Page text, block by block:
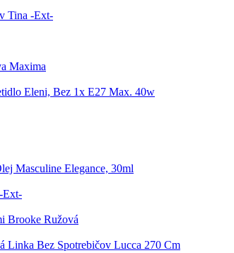
Tina -Ext-
Maxima
Eleni, Bez 1x E27 Max. 40w
Masculine Elegance, 30ml
Ext-
Brooke Ružová
Linka Bez Spotrebičov Lucca 270 Cm